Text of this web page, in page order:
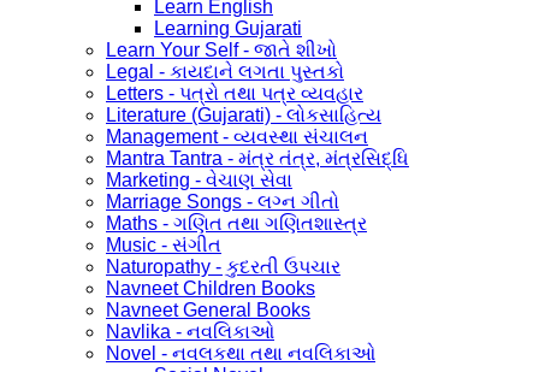
Learn English
Learning Gujarati
Learn Your Self - જાતે શીખો
Legal - કાયદાને લગતા પુસ્તકો
Letters - પત્રો તથા પત્ર વ્યવહાર
Literature (Gujarati) - લોકસાહિત્ય
Management - વ્યવસ્થા સંચાલન
Mantra Tantra - મંત્ર તંત્ર, મંત્રસિદ્ધિ
Marketing - વેચાણ સેવા
Marriage Songs - લગ્ન ગીતો
Maths - ગણિત તથા ગણિતશાસ્ત્ર
Music - સંગીત
Naturopathy - કુદરતી ઉપચાર
Navneet Children Books
Navneet General Books
Navlika - નવલિકાઓ
Novel - નવલકથા તથા નવલિકાઓ